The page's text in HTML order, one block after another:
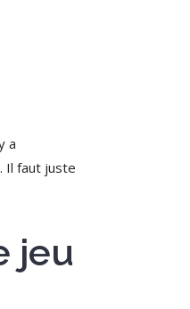
a
Il faut juste
jeu